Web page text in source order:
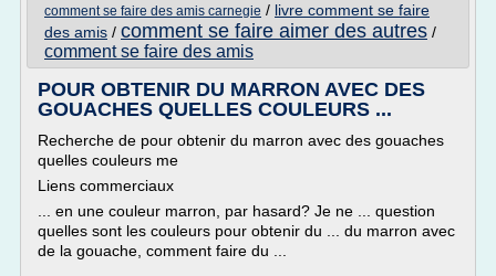
comment se faire des amis carnegie / livre comment se faire
des amis / comment se faire aimer des autres /
comment se faire des amis
POUR OBTENIR DU MARRON AVEC DES
GOUACHES QUELLES COULEURS ...
Recherche de pour obtenir du marron avec des gouaches
quelles couleurs me
Liens commerciaux
... en une couleur marron, par hasard? Je ne ... question
quelles sont les couleurs pour obtenir du ... du marron avec
de la gouache, comment faire du ...